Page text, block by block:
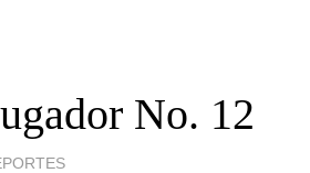
No. 12